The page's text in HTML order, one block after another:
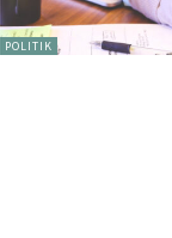
POLITIK